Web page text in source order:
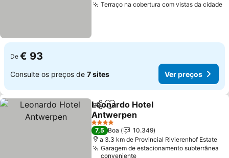
Terraço na cobertura com vistas da cidade
De € 93
Consulte os preços de 7 sites Ver preços
PartilharAdicionar aos favoritos
Leonardo Hotel
Antwerpen
Ver preços
4 Estrelas
7,5 Boa
10.349
a 3.3 km de Provincial Rivierenhof Estate
Garagem de estacionamento subterrânea
conveniente